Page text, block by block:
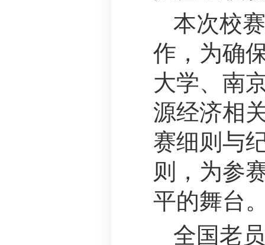
本次校
作，为确
大学、南
源经济相
赛细则与
则，为参
平的舞台
全国老